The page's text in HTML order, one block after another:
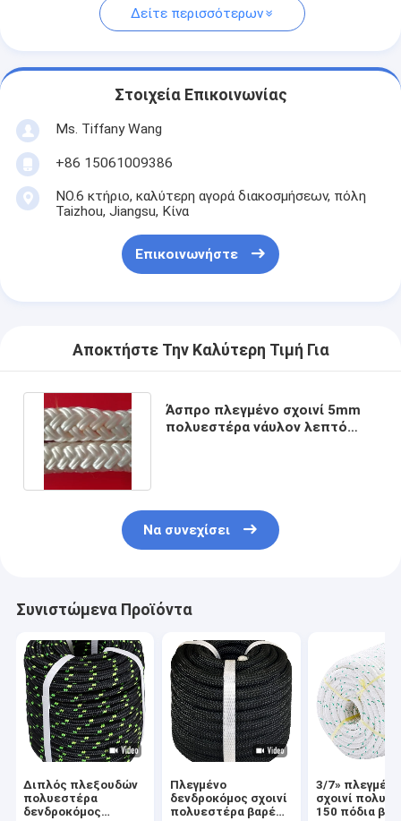
Δείτε περισσότερων
Στοιχεία Επικοινωνίας
Ms. Tiffany Wang
+86 15061009386
NO.6 κτήριο, καλύτερη αγορά διακοσμήσεων, πόλη
Taizhou, Jiangsu, Κίνα
Επικοινωνήστε
Αποκτήστε Την Καλύτερη Τιμή Για
Άσπρο πλεγμένο σχοινί 5mm
πολυεστέρα νάυλον λεπτό
Να συνεχίσει
Συνιστώμενα Προϊόντα
Διπλός πλεξουδών
πολυεστέρα
δενδροκόμος
Πλεγμένο
δενδροκόμος σχοινί
πολυεστέρα βαρέων
3/7» πλεγμένο
σχοινί
150 πόδια